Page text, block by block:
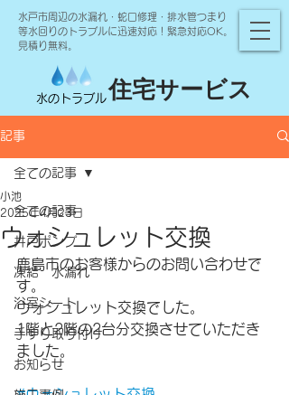
水戸市周辺の水漏れ・蛇口修理・排水管つまり
等水回りのトラブルに迅速対応！緊急対応OK。
見積り無料。
水のトラブル住宅サービス
記事
全ての記事
井戸ポンプ
凍結 水漏れ
浴室シート
手すり取り付け
お知らせ
全ての記事
ウォシュレット交換
小池
2025年4月23日
鹿島市のお客様からのお問い合わせで
す。
ウォシュレット交換でした。
1階と2階の2台分交換させていただき
ました。